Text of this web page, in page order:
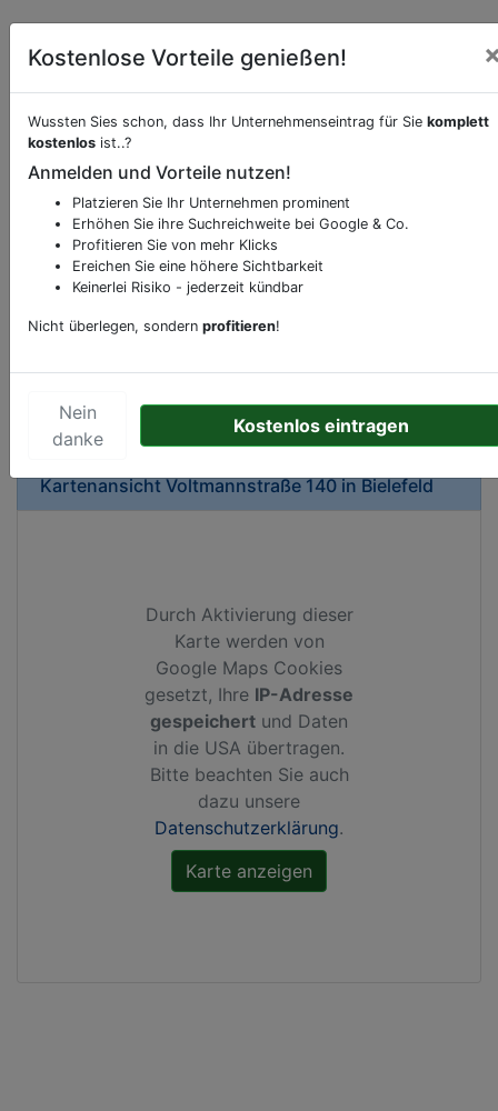
Beschreibung & Services von
Sie möchten eine Beschreibung, Dienstleistung
oder andere relevante Informationen hinzufügen?
Klicken Sie bittehierum uns zu kontaktieren.
Gerne erweitern wir Ihren Firmeneintrag um
Sonderangebote odere besondere Services, die
Ihren Wettbewerbern abheben.
KartenansichtVoltmannstraße 140inBielefeld
Durch Aktivierung dieser
Karte werden von
Google Maps Cookies
gesetzt, Ihre IP-Adresse
gespeichert und Daten
in die USA übertragen.
Bitte beachten Sie auch
dazu unsere
Datenschutzerklärung.
Kostenlose Vorteile genießen!
Wussten Sies schon, dass Ihr Unternehmenseintrag für Sie komplett
kostenlos ist..?
Anmelden und Vorteile nutzen!
Platzieren Sie Ihr Unternehmen prominent
Erhöhen Sie ihre Suchreichweite bei Google & Co.
Profitieren Sie von mehr Klicks
Ereichen Sie eine höhere Sichtbarkeit
Keinerlei Risiko - jederzeit kündbar
Nicht überlegen, sondern profitieren!
Nein
danke
Kostenlos eintragen